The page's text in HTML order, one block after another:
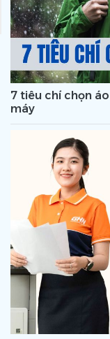
7 tiêu chí chọn
máy